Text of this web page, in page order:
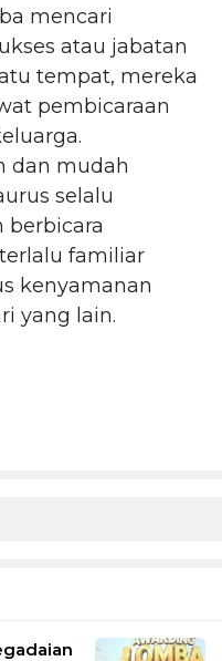
mencari
atau jabatan
tempat, mereka
pembicaraan
dan mudah
selalu
berbicara
familiar
kenyamanan
yang lain.